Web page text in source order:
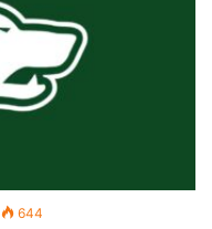
644